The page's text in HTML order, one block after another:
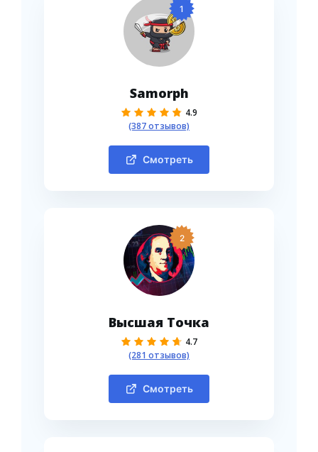
1
Samorph
4.9
(387 отзывов)
Смотреть
2
Высшая Точка
4.7
(281 отзывов)
Смотреть